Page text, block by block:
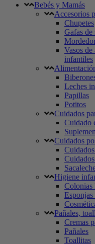
Bebés y Mamás
Accesorios
Chupetes
Gafas
Vasos
infantiles
Leches
Papillas
Potitos
Cuidados
Cuidado
Cuidados
Higiene
Colonias
Pañales,
Cremas
Pañales
Toallitas